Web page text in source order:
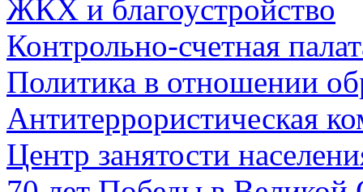
ЖКХ и благоустройство
Контрольно-счетная
Политика в отношении
Антитеррористическая
Центр занятости